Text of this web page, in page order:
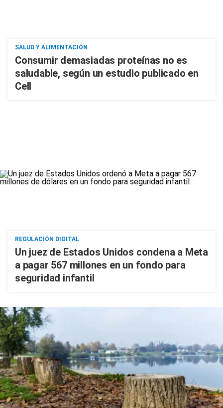
SALUD Y ALIMENTACIÓN
Consumir demasiadas proteínas no es
saludable, según un estudio publicado en
Cell
REGULACIÓN DIGITAL
Un juez de Estados Unidos condena a Meta
a pagar 567 millones en un fondo para
seguridad infantil